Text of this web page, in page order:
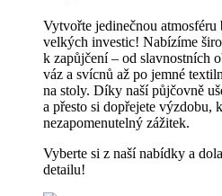
Vytvořte jedinečnou atmosféru
velkých investic! Nabízíme
k zapůjčení – od slavnostních
váz a svícnů až po jemné
na stoly. Díky naší půjčovně
a přesto si dopřejete výzdobu,
nezapomenutelný zážitek.
Vyberte si z naší nabídky a
detailu!